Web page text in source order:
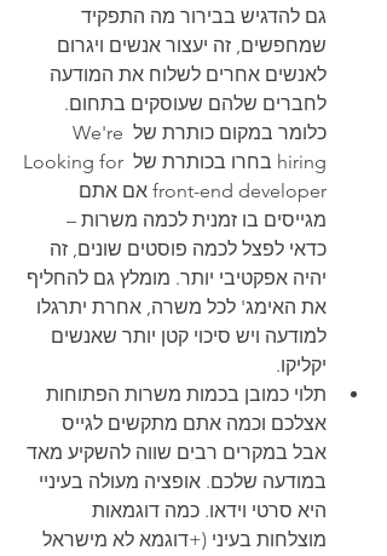
גם להדגיש בבירור מה התפקיד
שמחפשים, זה יעצור אנשים ויגרום
לאנשים אחרים לשלוח את המודעה
לחברים שלהם שעוסקים בתחום.
כלומר במקום כותרת של We're
hiring בחרו בכותרת של Looking for
front-end developer אם אתם
מגייסים בו זמנית לכמה משרות –
כדאי לפצל לכמה פוסטים שונים, זה
יהיה אפקטיבי יותר. מומלץ גם להחליף
את האימג' לכל משרה, אחרת יתרגלו
למודעה ויש סיכוי קטן יותר שאנשים
יקליקו.
תלוי כמובן בכמות משרות הפתוחות
אצלכם וכמה אתם מתקשים לגייס
אבל במקרים רבים שווה להשקיע מאד
במודעה שלכם. אופציה מעולה בעיניי
היא סרטי וידאו. כמה דוגמאות
מוצלחות בעיני (+דוגמא לא מישראל